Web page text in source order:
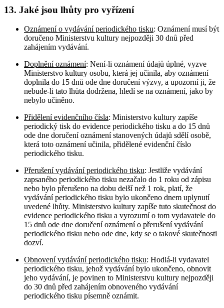
13. Jaké jsou lhůty pro vyřízení
Oznámení o vydávání periodického tisku: Oznámení musí být
doručeno Ministerstvu kultury nejpozději 30 dnů před
zahájením vydávání.
Doplnění oznámení: Není-li oznámení údajů úplné, vyzve
Ministerstvo kultury osobu, která jej učinila, aby oznámení
doplnila do 15 dnů ode dne doručení výzvy, a upozorní ji, že
nebude-li tato lhůta dodržena, hledí se na oznámení, jako by
nebylo učiněno.
Přidělení evidenčního čísla: Ministerstvo kultury zapíše
periodický tisk do evidence periodického tisku a do 15 dnů
ode dne doručení oznámení stanovených údajů sdělí osobě,
která toto oznámení učinila, přidělené evidenční číslo
periodického tisku.
Přerušení vydávání periodického tisku: Jestliže vydávání
zapsaného periodického tisku nezačalo do 1 roku od zápisu
nebo bylo přerušeno na dobu delší než 1 rok, platí, že
vydávání periodického tisku bylo ukončeno dnem uplynutí
uvedené lhůty. Ministerstvo kultury zapíše tuto skutečnost do
evidence periodického tisku a vyrozumí o tom vydavatele do
15 dnů ode dne doručení oznámení o přerušení vydávání
periodického tisku nebo ode dne, kdy se o takové skutečnosti
dozví.
Obnovení vydávání periodického tisku: Hodlá-li vydavatel
periodického tisku, jehož vydávání bylo ukončeno, obnovit
jeho vydávání, je povinen to Ministerstvu kultury nejpozději
do 30 dnů před zahájením obnoveného vydávání
periodického tisku písemně oznámit.